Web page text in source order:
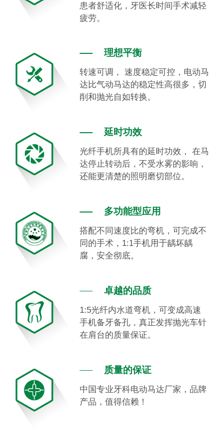
患者舒适化，牙医长时间手术减轻
疲劳。
理想平衡
转速可调， 速度稳定可控，电动马
达比气动马达的稳定性高很多，切
削和抛光自如转换。
延时功效
光纤手机所具有的延时功效， 在马
达停止转动后，不受水雾的影响，
还能更清楚的照明磨切部位。
多功能型应用
搭配不同速度比的弯机，可完成不
同的手术，1:1手机用于龋坏龋
腐，安全彻底。
卓越的品质
1:5光纤内水道弯机，可变成高速
手机备牙备孔，真正发挥抛光车针
在肩台的质量保证。
质量的保证
中国专业牙科电动马达厂家，品牌
产品，值得信赖！